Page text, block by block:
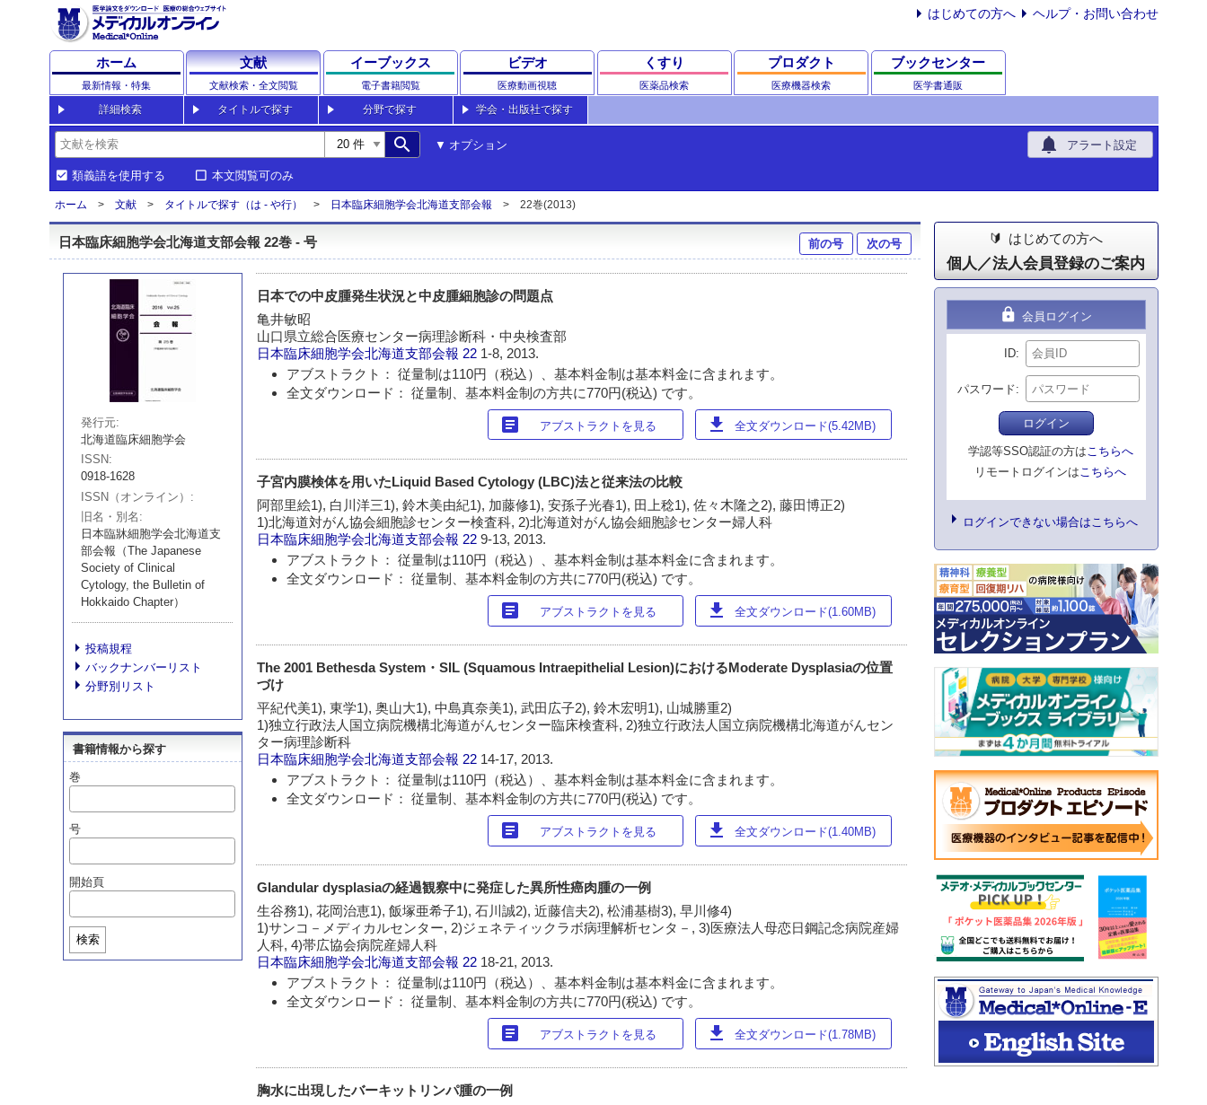
はじめての方へ ヘルプ・お問い合わせ
ホーム
最新情報・特集
文献
文献検索・全文閲覧
イーブックス
電子書籍閲覧
ビデオ
医療動画視聴
くすり
医薬品検索
プロダクト
医療機器検索
ブックセンター
医学書通販
詳細検索 タイトルで探す 分野で探す 学会・出版社で探す
search オプション notifications アラート設定
類義語を使用する 本文閲覧可のみ
ホーム 文献 タイトルで探す（は - や行） 日本臨床細胞学会北海道支部会報 22巻(2013)
日本臨床細胞学会北海道支部会報 22巻 - 号 前の号 次の号
発行元
北海道臨床細胞学会
ISSN
0918-1628
ISSN（オンライン）
旧名・別名
日本臨牀細胞学会北海道支
部会報（The Japanese
Society of Clinical
Cytology, the Bulletin of
Hokkaido Chapter）
投稿規程
バックナンバーリスト
分野別リスト
書籍情報から探す
巻
号
開始頁
検索
日本での中皮腫発生状況と中皮腫細胞診の問題点
亀井敏昭
山口県立総合医療センター病理診断科・中央検査部
日本臨床細胞学会北海道支部会報 22 1-8, 2013.
アブストラクト： 従量制は110円（税込）、基本料金制は基本料金に含まれます。
全文ダウンロード： 従量制、基本料金制の方共に770円(税込) です。
article アブストラクトを見る download 全文ダウンロード(5.42MB)
子宮内膜検体を用いたLiquid Based Cytology (LBC)法と従来法の比較
阿部里絵1), 白川洋三1), 鈴木美由紀1), 加藤修1), 安孫子光春1), 田上稔1), 佐々木隆之2), 藤田博正2)
1)北海道対がん協会細胞診センター検査科, 2)北海道対がん協会細胞診センター婦人科
日本臨床細胞学会北海道支部会報 229-13, 2013.
アブストラクト： 従量制は110円（税込）、基本料金制は基本料金に含まれます。
全文ダウンロード： 従量制、基本料金制の方共に770円(税込) です。
article アブストラクトを見る download 全文ダウンロード(1.60MB)
The 2001 Bethesda System・SIL (Squamous Intraepithelial Lesion)におけるModerate Dysplasiaの位置
づけ
平紀代美1), 東学1), 奥山大1), 中島真奈美1), 武田広子2), 鈴木宏明1), 山城勝重2)
1)独立行政法人国立病院機構北海道がんセンター臨床検査科, 2)独立行政法人国立病院機構北海道がんセン
ター病理診断科
日本臨床細胞学会北海道支部会報 22 14-17, 2013.
アブストラクト： 従量制は110円（税込）、基本料金制は基本料金に含まれます。
全文ダウンロード： 従量制、基本料金制の方共に770円(税込) です。
article アブストラクトを見る download 全文ダウンロード(1.40MB)
Glandular dysplasiaの経過観察中に発症した異所性癌肉腫の一例
生谷務1), 花岡治恵1), 飯塚亜希子1), 石川誠2), 近藤信夫2), 松浦基樹3), 早川修4)
1)サンコ－メディカルセンター, 2)ジェネティックラボ病理解析センタ－, 3)医療法人母恋日鋼記念病院産婦
人科, 4)帯広協会病院産婦人科
日本臨床細胞学会北海道支部会報 22 18-21, 2013.
アブストラクト： 従量制は110円（税込）、基本料金制は基本料金に含まれます。
全文ダウンロード： 従量制、基本料金制の方共に770円(税込) です。
article アブストラクトを見る download 全文ダウンロード(1.78MB)
胸水に出現したバーキットリンパ腫の一例
はじめての方へ
個人／法人会員登録のご案内
lock 会員ログイン
ID
パスワード
ログイン
学認等SSO認証の方はこちらへ
リモートログインはこちらへ
ログインできない場合はこちらへ